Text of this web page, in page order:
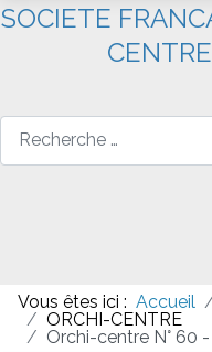
SOCIETE
Rechercher
Vous êtes ici : Accueil
ORCHI-CENTRE
Orchi-centre N° 60